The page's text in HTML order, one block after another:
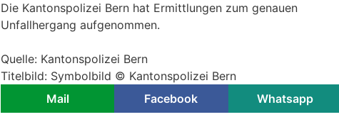
Die Kantonspolizei Bern hat Ermittlungen zum genauen
Unfallhergang aufgenommen.
Quelle: Kantonspolizei Bern
Titelbild: Symbolbild © Kantonspolizei Bern
Mail
Facebook Whatsapp